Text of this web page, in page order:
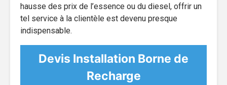
hausse des prix de l’essence ou du diesel, offrir un
tel service à la clientèle est devenu presque
indispensable.